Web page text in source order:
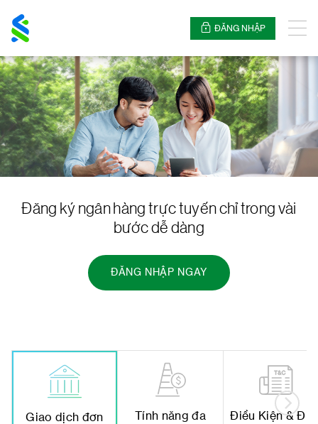
Chartered
ĐĂNG NHẬP
Đăng ký ngân hàng trực tuyến chỉ trong vài
bước dễ dàng
ĐĂNG NHẬP NGAY
Giao dịch đơn
Tính năng đa
Điều Kiện &